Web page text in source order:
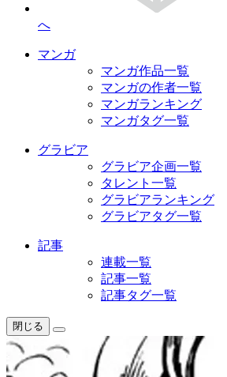
へ
マンガ
マンガ作品一覧
マンガの作者一覧
マンガランキング
マンガタグ一覧
グラビア
グラビア企画一覧
タレント一覧
グラビアランキング
グラビアタグ一覧
記事
連載一覧
記事一覧
記事タグ一覧
閉じる